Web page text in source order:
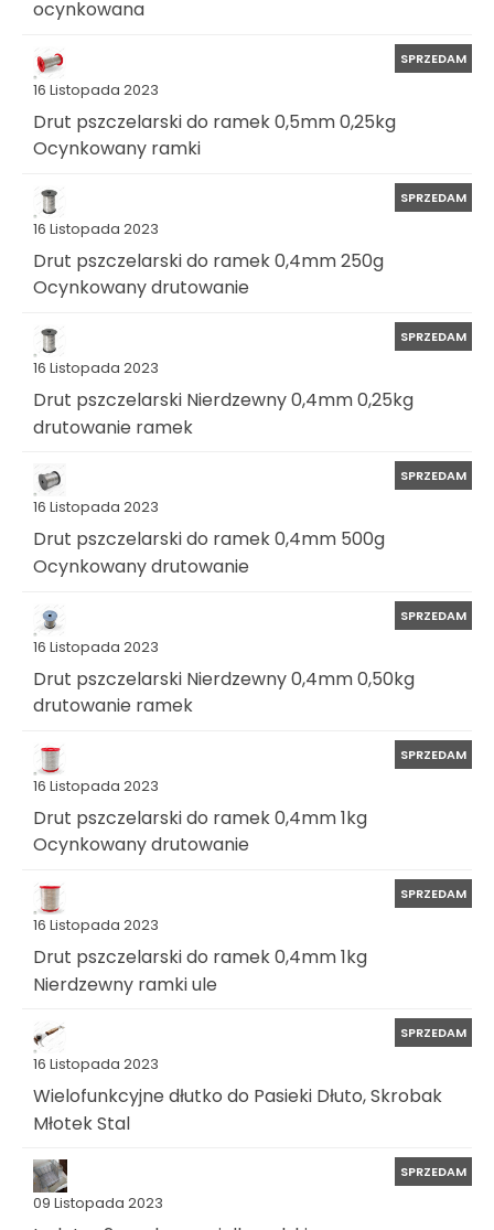
ocynkowana
16 Listopada 2023
SPRZEDAM
Drut pszczelarski do ramek 0,5mm 0,25kg
Ocynkowany ramki
16 Listopada 2023
SPRZEDAM
Drut pszczelarski do ramek 0,4mm 250g
Ocynkowany drutowanie
16 Listopada 2023
SPRZEDAM
Drut pszczelarski Nierdzewny 0,4mm 0,25kg
drutowanie ramek
16 Listopada 2023
SPRZEDAM
Drut pszczelarski do ramek 0,4mm 500g
Ocynkowany drutowanie
16 Listopada 2023
SPRZEDAM
Drut pszczelarski Nierdzewny 0,4mm 0,50kg
drutowanie ramek
16 Listopada 2023
SPRZEDAM
Drut pszczelarski do ramek 0,4mm 1kg
Ocynkowany drutowanie
16 Listopada 2023
SPRZEDAM
Drut pszczelarski do ramek 0,4mm 1kg
Nierdzewny ramki ule
16 Listopada 2023
SPRZEDAM
Wielofunkcyjne dłutko do Pasieki Dłuto, Skrobak
Młotek Stal
09 Listopada 2023
SPRZEDAM